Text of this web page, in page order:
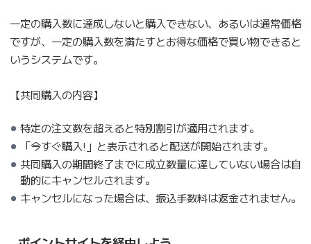
一定の購入数に達成しないと購入できない、あるいは通常価格
ですが、一定の購入数を満たすとお得な価格で買い物できると
いうシステムです。
【共同購入の内容】
特定の注文数を超えると特別割引が適用されます。
「今すぐ購入!」と表示されると配送が開始されます。
共同購入の期間終了までに成立数量に達していない場合は自
動的にキャンセルされます。
キャンセルになった場合は、振込手数料は返金されません。